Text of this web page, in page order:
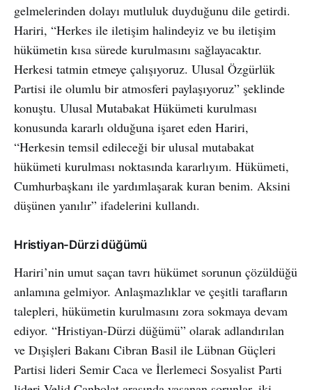
gelmelerinden dolayı mutluluk duyduğunu dile getirdi.
Hariri, “Herkes ile iletişim halindeyiz ve bu iletişim
hükümetin kısa sürede kurulmasını sağlayacaktır.
Herkesi tatmin etmeye çalışıyoruz. Ulusal Özgürlük
Partisi ile olumlu bir atmosferi paylaşıyoruz” şeklinde
konuştu. Ulusal Mutabakat Hükümeti kurulması
konusunda kararlı olduğuna işaret eden Hariri,
“Herkesin temsil edileceği bir ulusal mutabakat
hükümeti kurulması noktasında kararlıyım. Hükümeti,
Cumhurbaşkanı ile yardımlaşarak kuran benim. Aksini
düşünen yanılır” ifadelerini kullandı.
Hristiyan-Dürzi düğümü
Hariri’nin umut saçan tavrı hükümet sorunun çözüldüğü
anlamına gelmiyor. Anlaşmazlıklar ve çeşitli tarafların
talepleri, hükümetin kurulmasını zora sokmaya devam
ediyor. “Hristiyan-Dürzi düğümü” olarak adlandırılan
ve Dışişleri Bakanı Cibran Basil ile Lübnan Güçleri
Partisi lideri Semir Caca ve İlerlemeci Sosyalist Parti